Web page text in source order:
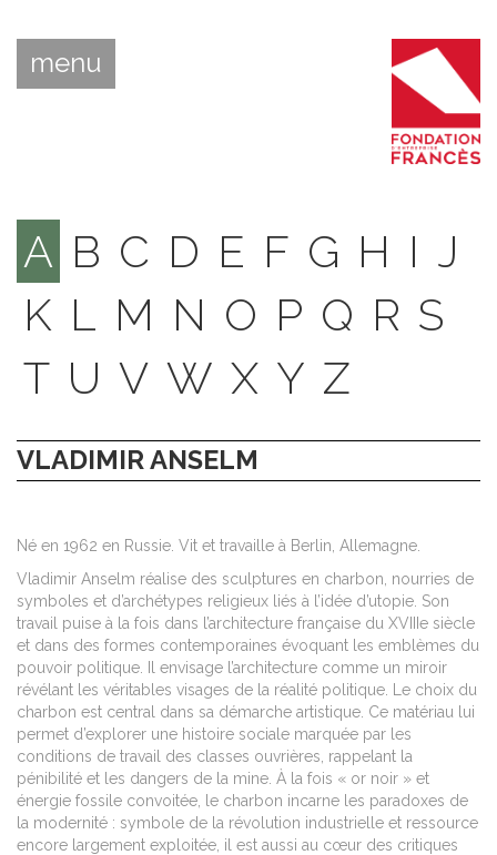
menu
A B C D E F G H I J
K L M N O P Q R S
T U V W X Y Z
VLADIMIR ANSELM
Né en 1962 en Russie. Vit et travaille à Berlin, Allemagne.
Vladimir Anselm réalise des sculptures en charbon, nourries de
symboles et d’archétypes religieux liés à l’idée d’utopie. Son
travail puise à la fois dans l’architecture française du XVIIIe siècle
et dans des formes contemporaines évoquant les emblèmes du
pouvoir politique. Il envisage l’architecture comme un miroir
révélant les véritables visages de la réalité politique. Le choix du
charbon est central dans sa démarche artistique. Ce matériau lui
permet d’explorer une histoire sociale marquée par les
conditions de travail des classes ouvrières, rappelant la
pénibilité et les dangers de la mine. À la fois « or noir » et
énergie fossile convoitée, le charbon incarne les paradoxes de
la modernité : symbole de la révolution industrielle et ressource
encore largement exploitée, il est aussi au cœur des critiques